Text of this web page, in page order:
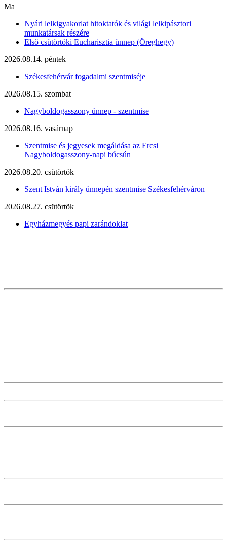
Ma
Nyári lelkigyakorlat hitoktatók és világi lelkipásztori
munkatársak részére
Első csütörtöki Eucharisztia ünnep (Öreghegy)
2026.08.14. péntek
Székesfehérvár fogadalmi szentmiséje
2026.08.15. szombat
Nagyboldogasszony ünnep - szentmise
2026.08.16. vasárnap
Szentmise és jegyesek megáldása az Ercsi
Nagyboldogasszony-napi búcsún
2026.08.20. csütörtök
Szent István király ünnepén szentmise Székesfehérváron
2026.08.27. csütörtök
Egyházmegyés papi zarándoklat